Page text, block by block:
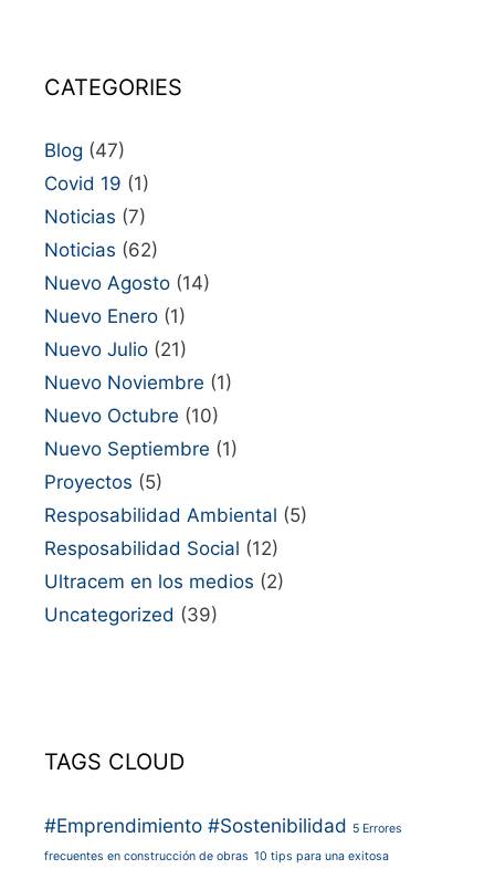
CATEGORIES
Blog (47)
Covid 19 (1)
Noticias (7)
Noticias (62)
Nuevo Agosto (14)
Nuevo Enero (1)
Nuevo Julio (21)
Nuevo Noviembre (1)
Nuevo Octubre (10)
Nuevo Septiembre (1)
Proyectos (5)
Resposabilidad Ambiental (5)
Resposabilidad Social (12)
Ultracem en los medios (2)
Uncategorized (39)
TAGS CLOUD
#Emprendimiento #Sostenibilidad 5 Errores
frecuentes en construcción de obras 10 tips para una exitosa